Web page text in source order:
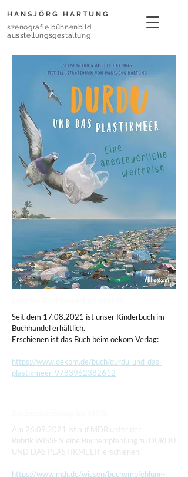
HANSJÖRG HARTUNG
szenografie bühnenbild
ausstellungsgestaltung
Seit dem 17.08.2021 ist unser Kinderbuch im
Buchhandel erhältlich.
Erschienen ist das Buch beim oekom Verlag:
https://www.oekom.de/buch/durdu-und-das-
plastikmeer-9783962382612
Am 26.09.2021 ist auf MDR unter der
Rubrik WISSEN eine Buchempfehlung zu DURDU
UND DAS PLASTIKMEER erschienen.
https://www.mdr.de/wissen/buchempfehlung-